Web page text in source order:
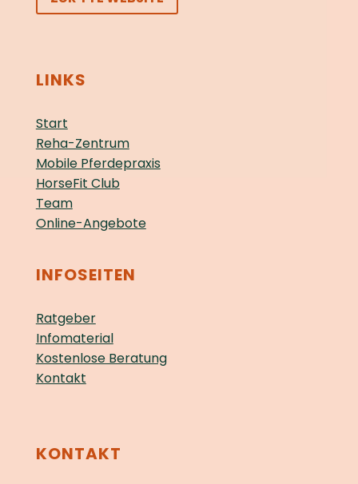
LINKS
Start
Reha-Zentrum
Mobile Pferdepraxis
HorseFit Club
Team
Online-Angebote
INFOSEITEN
Ratgeber
Infomaterial
Kostenlose Beratung
Kontakt
KONTAKT